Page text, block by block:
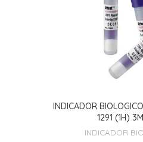
INDICADOR
1291 (1H)
INDICADOR